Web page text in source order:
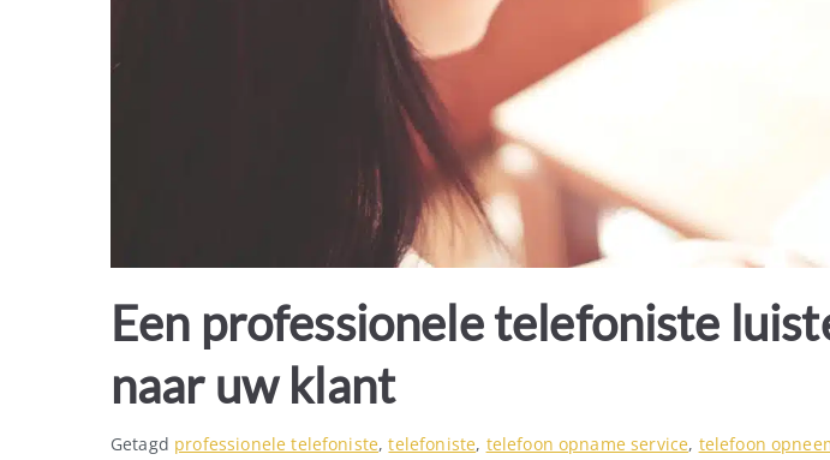
Een professionele telefoniste
naar uw klant
Getagd professionele telefoniste,telefoniste, telefoon opname service, telefoon